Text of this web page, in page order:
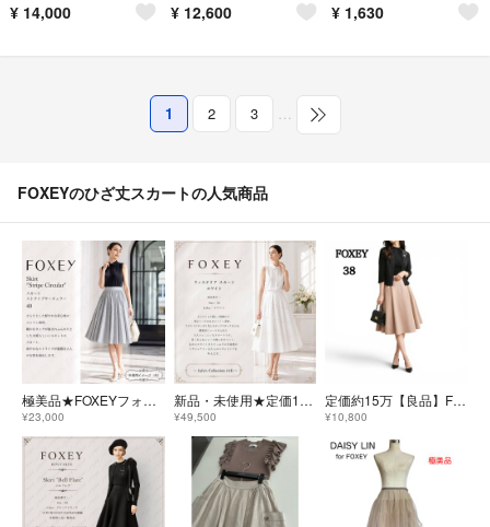
¥ 14,000 ¥ 12,600 ¥ 1,630
1 2 3 …
FOXEYのひざ丈スカートの人気商品
極美品★FOXEYフォクシースカート ストライプサーキュラー 40掲載商品
¥23,000
新品・未使用★定価13万✨FOXEY/フォクシー ウィステリア スカート38
¥49,500
定価約15万【良品】FOXEYフォクシーブティック スカート アルテミス 38
¥10,800